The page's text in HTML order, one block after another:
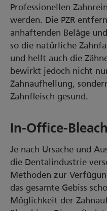
Professionellen
werden. Die PZR
anhaftenden Beläge
so die natürliche
und hellt auch die
bewirkt jedoch nicht
Zahnaufhellung,
Zahnfleisch gesund.
In-Office-
Je nach Ursache und
die Dentalindustrie
Methoden zur
das gesamte Gebiss
Möglichkeit der